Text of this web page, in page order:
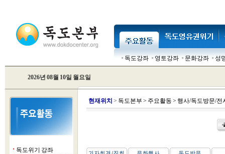
독도강좌 영토강좌 문화강좌 성
2026년 08월 10일 월요일
■ 독도위기 강좌
현재위치 > 독도본부 > 주요활동 > 행사/독도방문/전